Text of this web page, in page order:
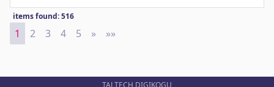
items found: 516
1 2 3 4 5 » Next
»»
TALTECH DIGIKOGU